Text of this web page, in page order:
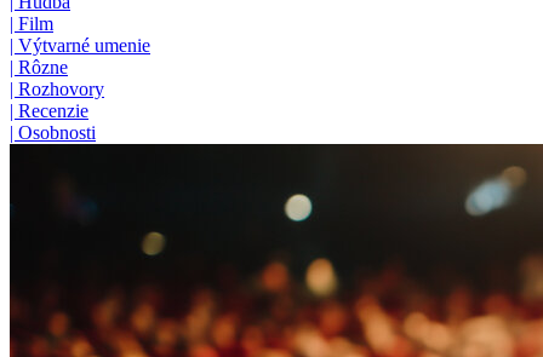
| Film
| Výtvarné umenie
| Rôzne
| Rozhovory
| Recenzie
| Osobnosti